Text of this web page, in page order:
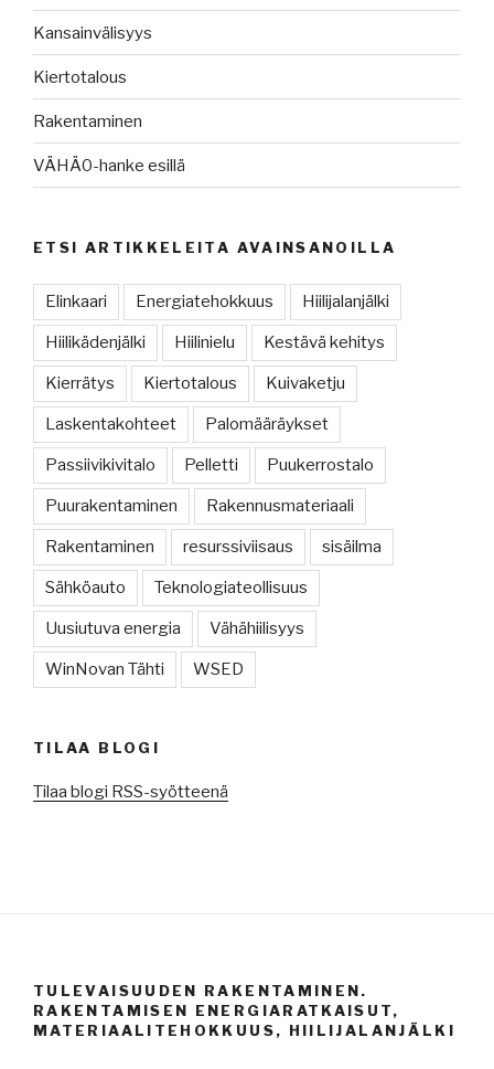
Kansainvälisyys
Kiertotalous
Rakentaminen
VÄHÄ0-hanke esillä
ETSI ARTIKKELEITA AVAINSANOILLA
Elinkaari Energiatehokkuus Hiilijalanjälki
Hiilikädenjälki Hiilinielu Kestävä kehitys
Kierrätys Kiertotalous Kuivaketju
Laskentakohteet Palomääräykset
Passiivikivitalo Pelletti Puukerrostalo
Puurakentaminen Rakennusmateriaali
Rakentaminen resurssiviisaus sisäilma
Sähköauto Teknologiateollisuus
Uusiutuva energia Vähähiilisyys
WinNovan Tähti WSED
TILAA BLOGI
Tilaa blogi RSS-syötteenä
TULEVAISUUDEN RAKENTAMINEN.
RAKENTAMISEN ENERGIARATKAISUT,
MATERIAALITEHOKKUUS, HIILIJALANJÄLKI